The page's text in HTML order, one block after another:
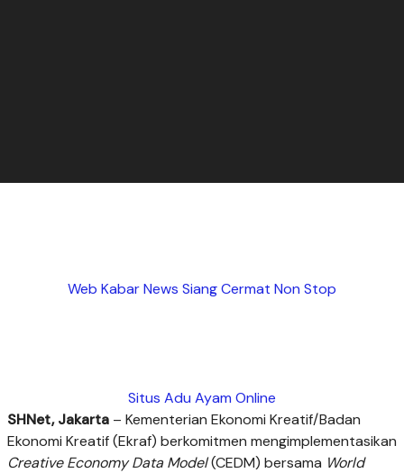
Web Kabar News Siang Cermat Non Stop
Situs Adu Ayam Online
SHNet, Jakarta – Kementerian Ekonomi Kreatif/Badan
Ekonomi Kreatif (Ekraf) berkomitmen mengimplementasikan
Creative Economy Data Model(CEDM) bersama World